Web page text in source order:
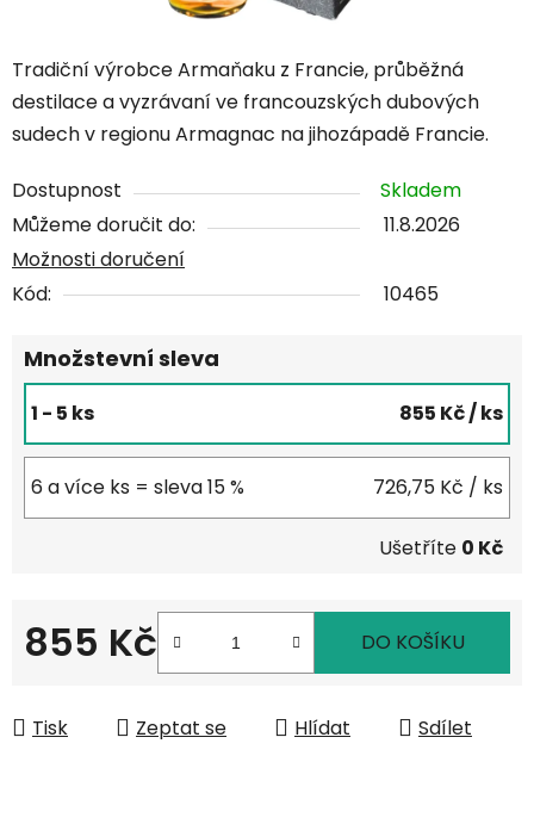
Tradiční výrobce Armaňaku z Francie, průběžná
destilace a vyzrávaní ve francouzských dubových
sudech v regionu Armagnac na jihozápadě Francie.
Dostupnost
Skladem
Můžeme doručit do:
11.8.2026
Možnosti doručení
Kód:
10465
Množstevní sleva
1 - 5 ks 855 Kč/ ks
6 a více ks = sleva 15 % 726,75 Kč / ks
Ušetříte 0 Kč
855 Kč DO KOŠÍKU
Tisk Zeptat se Hlídat Sdílet